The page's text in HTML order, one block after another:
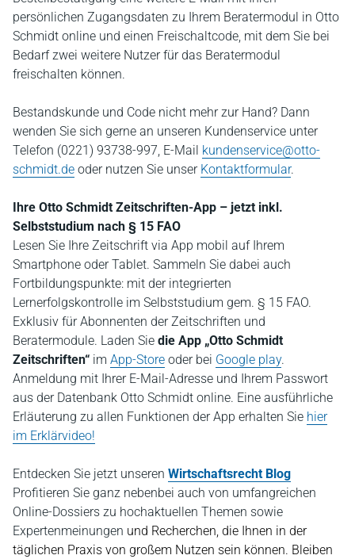
persönlichen Zugangsdaten zu Ihrem Beratermodul in Otto
Schmidt online und einen Freischaltcode, mit dem Sie bei
Bedarf zwei weitere Nutzer für das Beratermodul
freischalten können.
Bestandskunde und Code nicht mehr zur Hand? Dann
wenden Sie sich gerne an unseren Kundenservice unter
Telefon (0221) 93738-997, E-Mail kundenservice@otto-
schmidt.de oder nutzen Sie unser Kontaktformular.
Ihre Otto Schmidt Zeitschriften-App – jetzt inkl.
Selbststudium nach § 15 FAO
Lesen Sie Ihre Zeitschrift via App mobil auf Ihrem
Smartphone oder Tablet. Sammeln Sie dabei auch
Fortbildungspunkte: mit der integrierten
Lernerfolgskontrolle im Selbststudium gem. § 15 FAO.
Exklusiv für Abonnenten der Zeitschriften und
Beratermodule. Laden Sie die App „Otto Schmidt
Zeitschriften“ im App-Store oder bei Google play.
Anmeldung mit Ihrer E-Mail-Adresse und Ihrem Passwort
aus der Datenbank Otto Schmidt online. Eine ausführliche
Erläuterung zu allen Funktionen der App erhalten Sie hier
im Erklärvideo!
Entdecken Sie jetzt unseren Wirtschaftsrecht Blog
Profitieren Sie ganz nebenbei auch von umfangreichen
Online-Dossiers zu hochaktuellen Themen sowie
Expertenmeinungen und Recherchen, die Ihnen in der
täglichen Praxis von großem Nutzen sein können. Bleiben